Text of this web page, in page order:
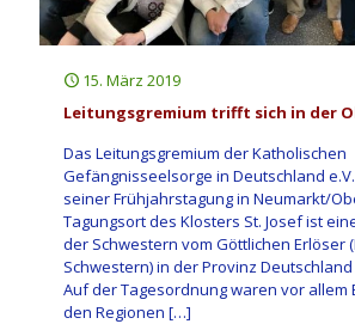
15. März 2019
Leitungsgremium trifft sich in der
Das Leitungsgremium der Katholischen
Gefängnisseelsorge in Deutschland
seiner Frühjahrstagung in Neumarkt/
Tagungsort des Klosters St. Josef ist
der Schwestern vom Göttlichen Erlöser
Schwestern) in der Provinz
Auf der Tagesordnung waren vor allem
den Regionen […]